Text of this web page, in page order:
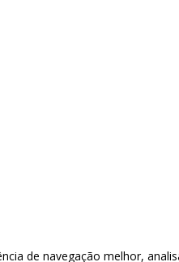
de navegação melhor,